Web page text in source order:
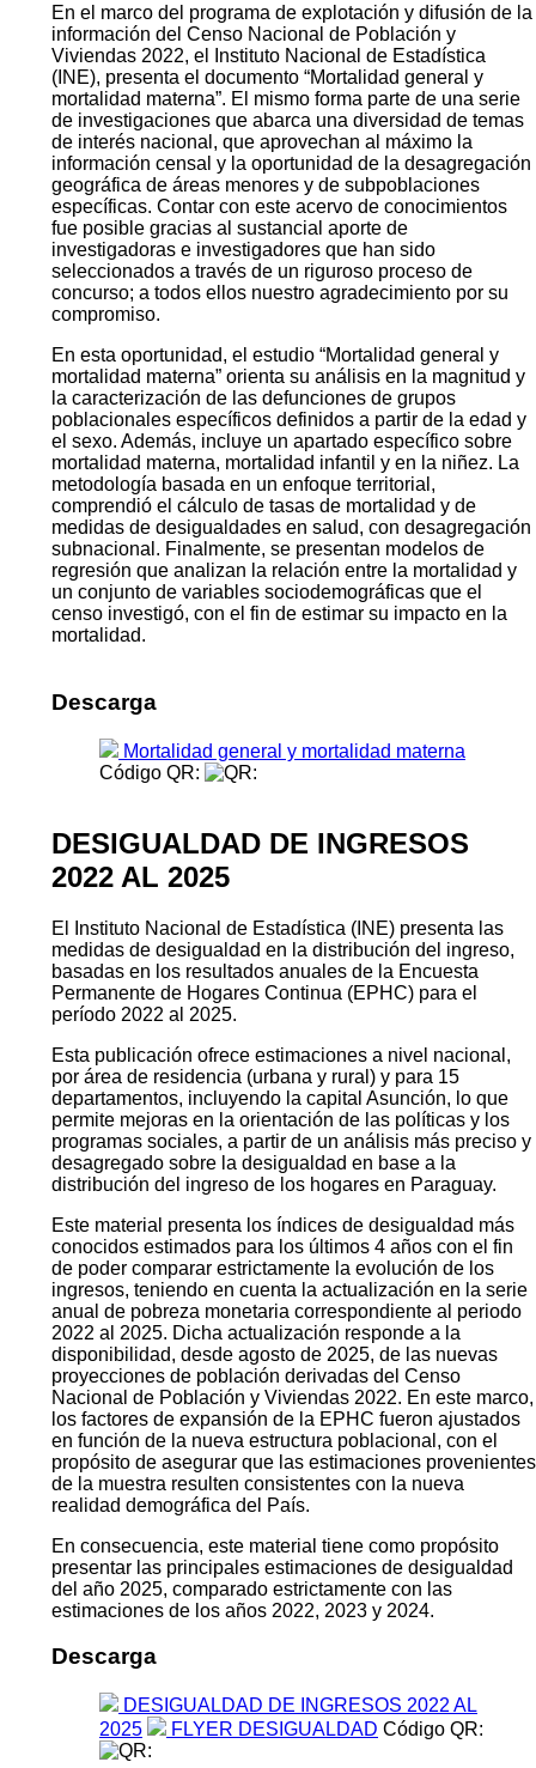
En el marco del programa de explotación y difusión de la
información del Censo Nacional de Población y
Viviendas 2022, el Instituto Nacional de Estadística
(INE), presenta el documento “Mortalidad general y
mortalidad materna”. El mismo forma parte de una serie
de investigaciones que abarca una diversidad de temas
de interés nacional, que aprovechan al máximo la
información censal y la oportunidad de la desagregación
geográfica de áreas menores y de subpoblaciones
específicas. Contar con este acervo de conocimientos
fue posible gracias al sustancial aporte de
investigadoras e investigadores que han sido
seleccionados a través de un riguroso proceso de
concurso; a todos ellos nuestro agradecimiento por su
compromiso.
En esta oportunidad, el estudio “Mortalidad general y
mortalidad materna” orienta su análisis en la magnitud y
la caracterización de las defunciones de grupos
poblacionales específicos definidos a partir de la edad y
el sexo. Además, incluye un apartado específico sobre
mortalidad materna, mortalidad infantil y en la niñez. La
metodología basada en un enfoque territorial,
comprendió el cálculo de tasas de mortalidad y de
medidas de desigualdades en salud, con desagregación
subnacional. Finalmente, se presentan modelos de
regresión que analizan la relación entre la mortalidad y
un conjunto de variables sociodemográficas que el
censo investigó, con el fin de estimar su impacto en la
mortalidad.
Descarga
Mortalidad general y mortalidad materna
Código QR:
DESIGUALDAD DE INGRESOS
2022 AL 2025
El Instituto Nacional de Estadística (INE) presenta las
medidas de desigualdad en la distribución del ingreso,
basadas en los resultados anuales de la Encuesta
Permanente de Hogares Continua (EPHC) para el
período 2022 al 2025.
Esta publicación ofrece estimaciones a nivel nacional,
por área de residencia (urbana y rural) y para 15
departamentos, incluyendo la capital Asunción, lo que
permite mejoras en la orientación de las políticas y los
programas sociales, a partir de un análisis más preciso y
desagregado sobre la desigualdad en base a la
distribución del ingreso de los hogares en Paraguay.
Este material presenta los índices de desigualdad más
conocidos estimados para los últimos 4 años con el fin
de poder comparar estrictamente la evolución de los
ingresos, teniendo en cuenta la actualización en la serie
anual de pobreza monetaria correspondiente al periodo
2022 al 2025. Dicha actualización responde a la
disponibilidad, desde agosto de 2025, de las nuevas
proyecciones de población derivadas del Censo
Nacional de Población y Viviendas 2022. En este marco,
los factores de expansión de la EPHC fueron ajustados
en función de la nueva estructura poblacional, con el
propósito de asegurar que las estimaciones provenientes
de la muestra resulten consistentes con la nueva
realidad demográfica del País.
En consecuencia, este material tiene como propósito
presentar las principales estimaciones de desigualdad
del año 2025, comparado estrictamente con las
estimaciones de los años 2022, 2023 y 2024.
Descarga
DESIGUALDAD DE INGRESOS 2022 AL
2025
FLYER DESIGUALDAD Código QR: